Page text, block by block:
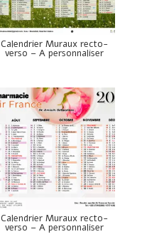
Calendrier Muraux recto-
verso – A personnaliser
Calendrier Muraux recto-
verso – A personnaliser